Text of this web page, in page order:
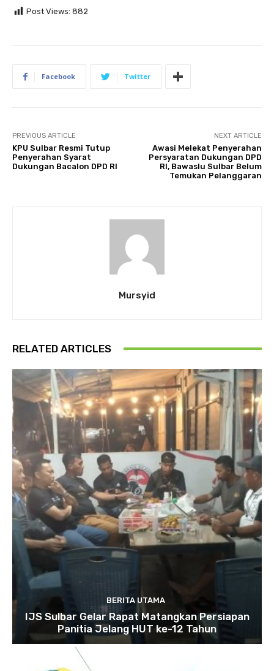
Post Views: 882
Facebook Twitter
PREVIOUS ARTICLE
KPU Sulbar Resmi Tutup
Penyerahan Syarat
Dukungan Bacalon DPD RI
NEXT ARTICLE
Awasi Melekat Penyerahan
Persyaratan Dukungan DPD
RI, Bawaslu Sulbar Belum
Temukan Pelanggaran
Mursyid
RELATED ARTICLES
BERITA UTAMA
IJS Sulbar Gelar Rapat Matangkan Persiapan
Panitia Jelang HUT ke-12 Tahun